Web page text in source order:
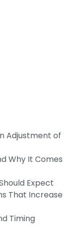
Adjustment of
Why It Comes
Expect
That Increase
Timing